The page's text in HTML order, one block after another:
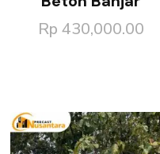
Rp 430,000.00